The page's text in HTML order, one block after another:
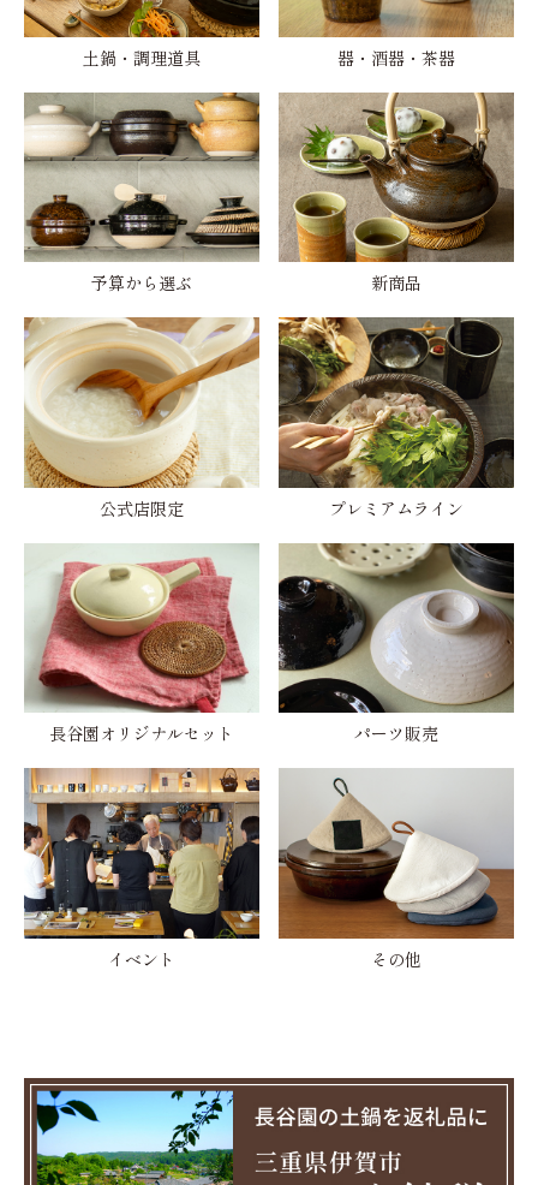
土鍋・調理道具 器・酒器・茶器
予算から選ぶ 新商品
公式店限定 プレミアムライン
長谷園オリジナルセット パーツ販売
イベント その他